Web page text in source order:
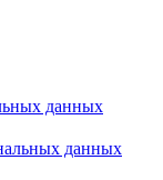
данных
данных